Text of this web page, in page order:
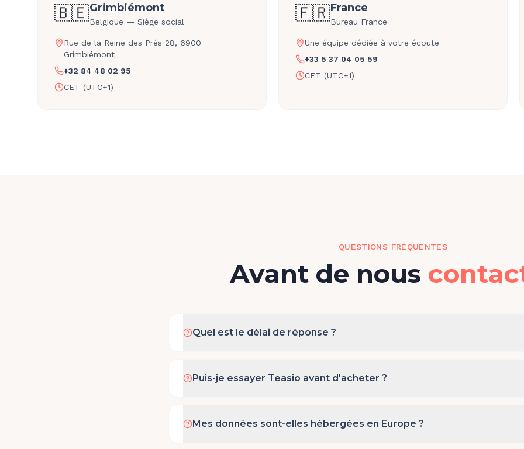
🇧🇪Grimbiémont
Belgique — Siège social
Rue de la Reine des Prés 28, 6900
Grimbiémont
+32 84 48 02 95
CET (UTC+1)
🇫🇷France
Bureau France
Une équipe dédiée à votre écoute
+33 5 37 04 05 59
CET (UTC+1)
QUESTIONS FRÉQUENTES
Avant de nous
Quel est le délai de réponse ?
Puis-je essayer Teasio avant d'acheter ?
Mes données sont-elles hébergées en Europe ?